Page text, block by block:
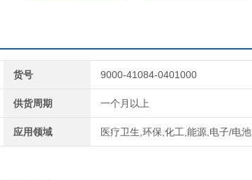
货号 9000-41084-0401000
供货周期 一个月以上
应用领域 医疗卫生,环保,化工,能源,电子/电池